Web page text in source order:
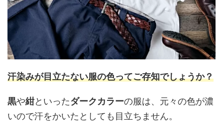
汗染みが目立たない服の色ってご存知でしょうか？
黒や紺といったダークカラーの服は、元々の色が濃
いので汗をかいたとしても目立ちません。